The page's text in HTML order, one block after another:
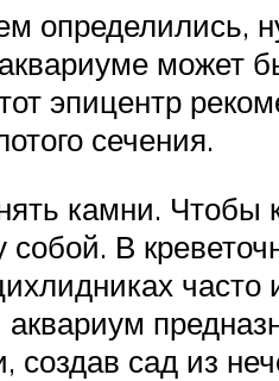
определились,
может
эпицентр
сечения.
камни. Чтобы
В
часто
создав сад из